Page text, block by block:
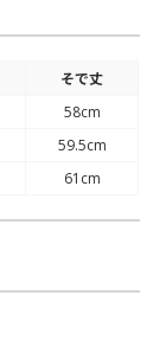
そで丈
58cm
59.5cm
61cm